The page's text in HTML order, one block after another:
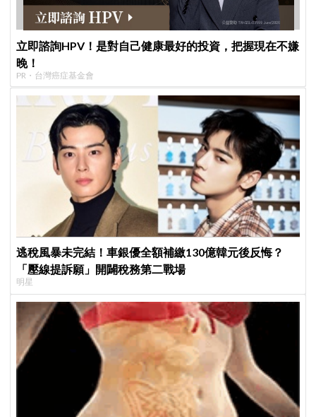
立即諮詢HPV！是對自己健康最好的投資，把握現在不嫌
晚！
PR・台灣癌症基金會
逃稅風暴未完結！車銀優全額補繳130億韓元後反悔？
「壓線提訴願」開闢稅務第二戰場
明星